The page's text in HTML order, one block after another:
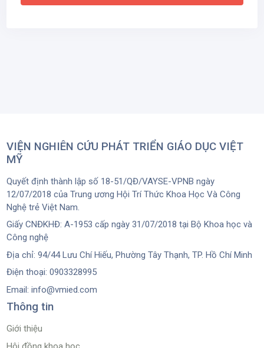
VIỆN NGHIÊN CỨU PHÁT TRIỂN GIÁO DỤC VIỆT
MỸ
Quyết định thành lập số 18-51/QĐ/VAYSE-VPNB ngày
12/07/2018 của Trung ương Hội Trí Thức Khoa Học Và Công
Nghệ trẻ Việt Nam.
Giấy CNĐKHĐ: A-1953 cấp ngày 31/07/2018 tại Bộ Khoa học và
Công nghệ
Địa chỉ: 94/44 Lưu Chí Hiếu, Phường Tây Thạnh, TP. Hồ Chí Minh
Điện thoại: 0903328995
Email: info@vmied.com
Thông tin
Giới thiệu